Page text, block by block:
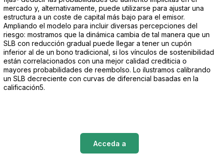
mercado y, alternativamente, puede utilizarse para ajustar una
estructura a un coste de capital más bajo para el emisor.
Ampliando el modelo para incluir diversas percepciones del
riesgo: mostramos que la dinámica cambia de tal manera que un
SLB con reducción gradual puede llegar a tener un cupón
inferior al de un bono tradicional, si los vínculos de sostenibilidad
están correlacionados con una mejor calidad crediticia o
mayores probabilidades de reembolso. Lo ilustramos calibrando
un SLB decreciente con curvas de diferencial basadas en la
calificación5.
Acceda a